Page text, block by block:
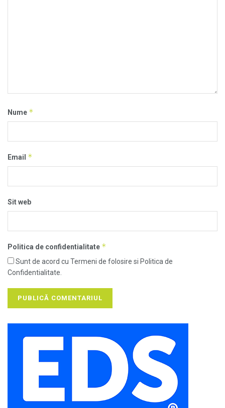
Nume *
Email *
Sit web
Politica de confidentialitate *
Sunt de acord cu Termeni de folosire si Politica de
Confidentialitate.